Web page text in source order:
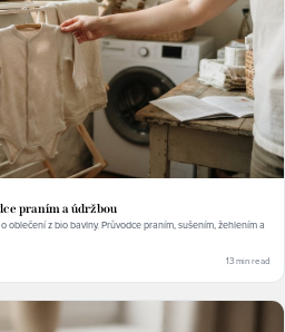
praním a údržbou
oblečení z bio bavlny. Průvodce praním, sušením, žehlením a
13 min read